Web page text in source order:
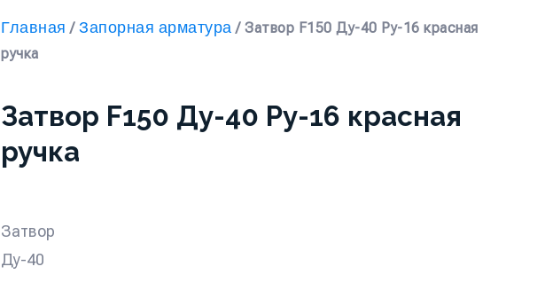
Главная / Запорная арматура / Затвор F150 Ду-40 Ру-16 красная
ручка
Затвор F150 Ду-40 Ру-16 красная
ручка
Затвор
Ду-40